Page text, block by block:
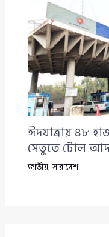
ঈদযাত্রায় ৪৮
সেতুতে টোল
জাতীয়,সারাদেশ